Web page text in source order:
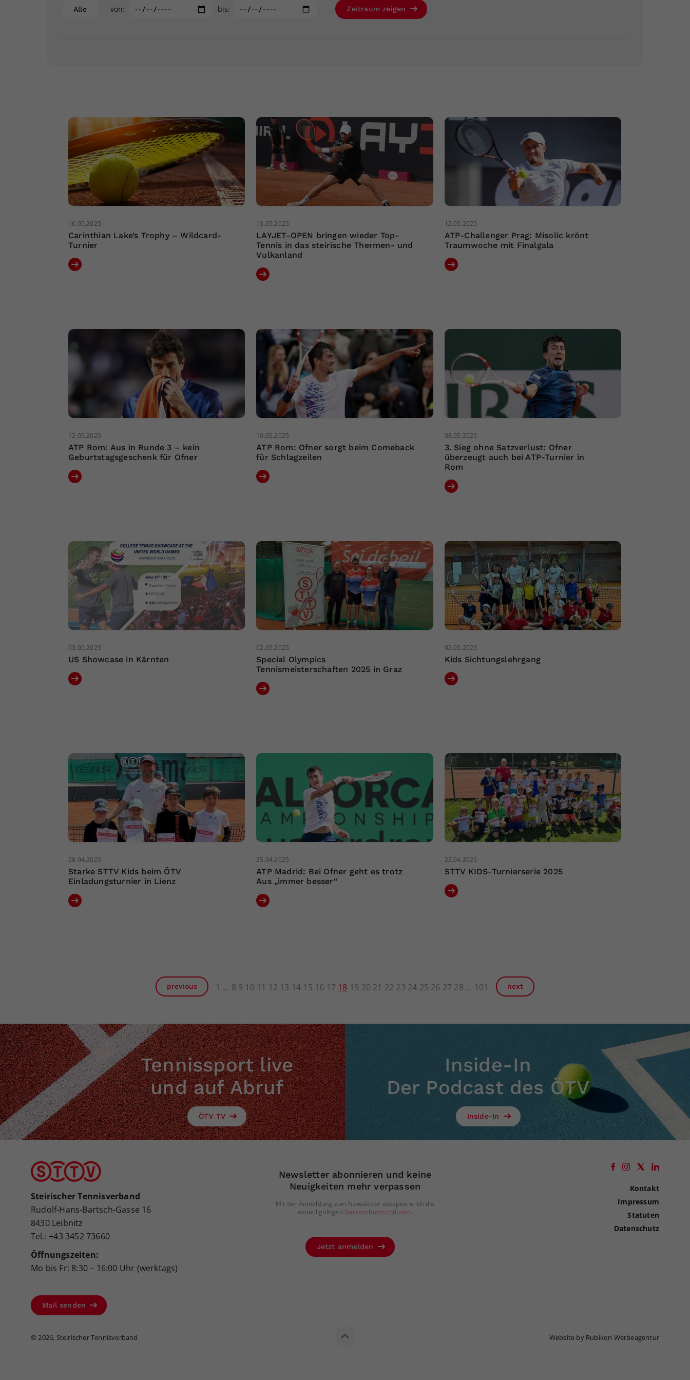
Alle von: bis: Zeitraum zeigen
16.05.2025
Carinthian Lake’s Trophy – Wildcard-
Turnier
13.05.2025
LAYJET-OPEN bringen wieder Top-
Tennis in das steirische Thermen- und
Vulkanland
12.05.2025
ATP-Challenger Prag: Misolic krönt
Traumwoche mit Finalgala
12.05.2025
ATP Rom: Aus in Runde 3 – kein
Geburtstagsgeschenk für Ofner
10.05.2025
ATP Rom: Ofner sorgt beim Comeback
für Schlagzeilen
08.05.2025
3. Sieg ohne Satzverlust: Ofner
überzeugt auch bei ATP-Turnier in
Rom
03.05.2025
US Showcase in Kärnten
02.05.2025
Special Olympics
Tennismeisterschaften 2025 in Graz
02.05.2025
Kids Sichtungslehrgang
28.04.2025
Starke STTV Kids beim ÖTV
Einladungsturnier in Lienz
25.04.2025
ATP Madrid: Bei Ofner geht es trotz
Aus „immer besser“
22.04.2025
STTV KIDS-Turnierserie 2025
previous 1 8 9 10 11 12 13 14 15 16 17 18 19 20 21 22 23 24 25 26 27 28 101 next
Tennissport live
und auf Abruf
ÖTV TV
Inside-In
Der Podcast des ÖTV
Inside-In
Steirischer Tennisverband
Rudolf-Hans-Bartsch-Gasse 16
8430 Leibnitz
Tel.: +43 3452 73660
Öffnungszeiten:
Mo bis Fr: 8:30 – 16:00 Uhr (werktags)
Mail senden
Newsletter abonnieren und keine
Neuigkeiten mehr verpassen
Mit der Anmeldung zum Newsletter akzeptiere ich die
aktuell gültigen Datenschutzrichtlinien.
Jetzt anmelden
Kontakt
Impressum
Statuten
Datenschutz
©2026, Steirischer Tennisverband Website by Rubikon Werbeagentur
Ihrer vorgenommen Einstellungen, falls der